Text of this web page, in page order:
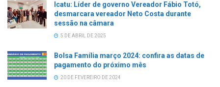
Icatu: Líder de governo Vereador Fábio Totó,
desmarcara vereador Neto Costa durante
sessão na câmara
5 DE ABRIL DE 2025
Bolsa Família março 2024: confira as datas de
pagamento do próximo mês
20 DE FEVEREIRO DE 2024